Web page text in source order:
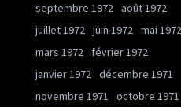
septembre 1972 août 1972
juillet 1972 juin 1972 mai 1972
mars 1972
février 1972
janvier 1972 décembre 1971
novembre 1971
octobre 1971